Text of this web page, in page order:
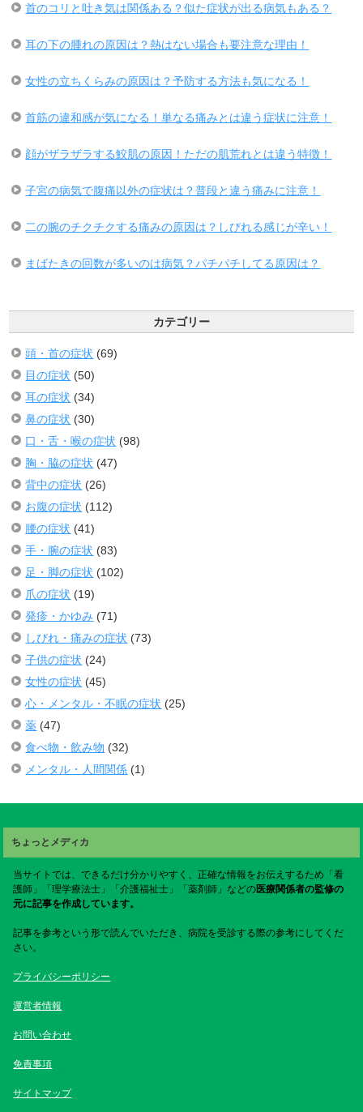
首のコリと吐き気は関係ある？似た症状が出る病気もある？
耳の下の腫れの原因は？熱はない場合も要注意な理由！
女性の立ちくらみの原因は？予防する方法も気になる！
首筋の違和感が気になる！単なる痛みとは違う症状に注意！
顔がザラザラする鮫肌の原因！ただの肌荒れとは違う特徴！
子宮の病気で腹痛以外の症状は？普段と違う痛みに注意！
二の腕のチクチクする痛みの原因は？しびれる感じが辛い！
まばたきの回数が多いのは病気？パチパチしてる原因は？
カテゴリー
頭・首の症状 (69)
目の症状 (50)
耳の症状 (34)
鼻の症状 (30)
口・舌・喉の症状 (98)
胸・脇の症状 (47)
背中の症状 (26)
お腹の症状 (112)
腰の症状 (41)
手・腕の症状 (83)
足・脚の症状 (102)
爪の症状 (19)
発疹・かゆみ (71)
しびれ・痛みの症状 (73)
子供の症状 (24)
女性の症状 (45)
心・メンタル・不眠の症状 (25)
薬 (47)
食べ物・飲み物 (32)
メンタル・人間関係 (1)
ちょっとメディカ
当サイトでは、できるだけ分かりやすく、正確な情報をお伝えするため「看
護師」「理学療法士」「介護福祉士」「薬剤師」などの医療関係者の監修の
元に記事を作成しています。
記事を参考という形で読んでいただき、病院を受診する際の参考にしてくだ
さい。
プライバシーポリシー
運営者情報
お問い合わせ
免責事項
サイトマップ